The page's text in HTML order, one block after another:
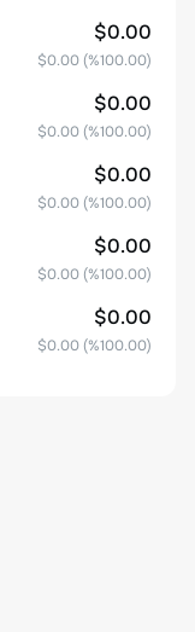
$0.00
$0.00 (%100.00)
$0.00
$0.00 (%100.00)
$0.00
$0.00 (%100.00)
$0.00
$0.00 (%100.00)
$0.00
$0.00 (%100.00)